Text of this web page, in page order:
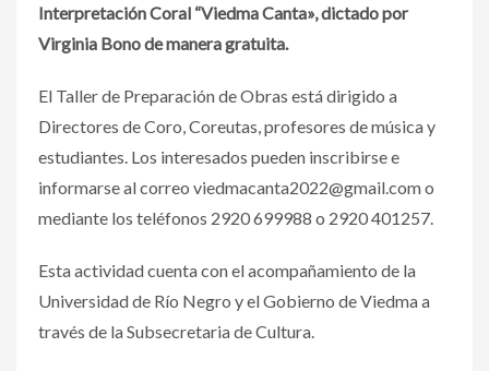
Interpretación Coral “Viedma Canta», dictado por
Virginia Bono de manera gratuita.
El Taller de Preparación de Obras está dirigido a
Directores de Coro, Coreutas, profesores de música y
estudiantes. Los interesados pueden inscribirse e
informarse al correo viedmacanta2022@gmail.com o
mediante los teléfonos 2920 699988 o 2920 401257.
Esta actividad cuenta con el acompañamiento de la
Universidad de Río Negro y el Gobierno de Viedma a
través de la Subsecretaria de Cultura.